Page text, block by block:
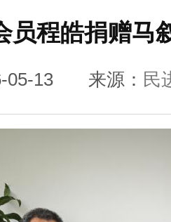
员程皓捐赠马
05-13 来源： 民